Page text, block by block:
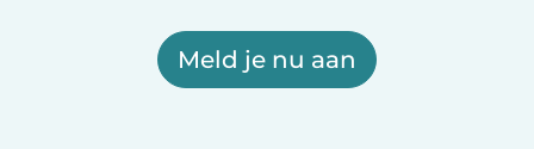
Meld je nu aan